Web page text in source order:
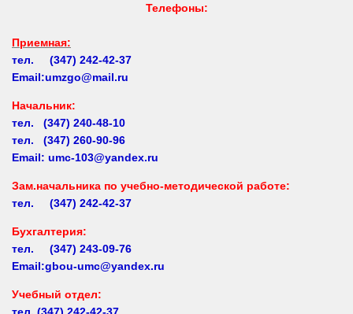
Телефоны:
Приемная:
тел. (347) 242-42-37
Email:umzgo@mail.ru
Начальник:
тел. (347) 240-48-10
тел. (347) 260-90-96
Email: umc-103@yandex.ru
Зам.начальника по учебно-методической работе:
тел. (347) 242-42-37
Бухгалтерия:
тел. (347) 243-09-76
Email:gbou-umc@yandex.ru
Учебный отдел:
тел. (347) 242-42-37